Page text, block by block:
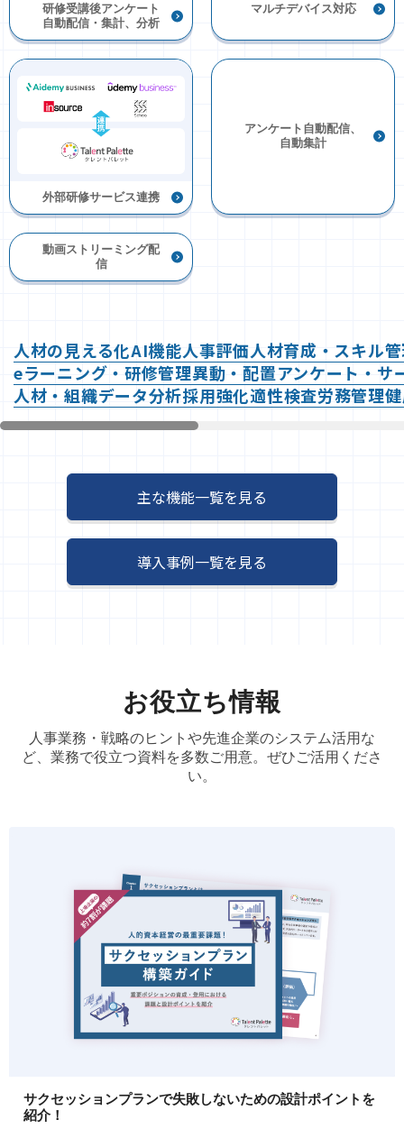
研修受講後アンケート
自動配信・集計、分析
マルチデバイス対応
外部研修サービス連携
アンケート自動配信、
自動集計
動画ストリーミング配
信
人材の見える化AI機能人事評価人材育成・スキル
eラーニング・研修管理異動・配置アンケート・サ
人材・組織データ分析採用強化適性検査労務管理
主な機能一覧を見る
導入事例一覧を見る
お役立ち情報
人事業務・戦略のヒントや先進企業のシステム活用な
ど、業務で役立つ資料を多数ご用意。ぜひご活用くださ
い。
サクセッションプランで失敗しないための設計ポイントを
紹介！